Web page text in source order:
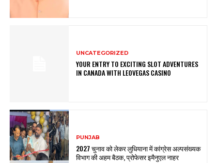
UNCATEGORIZED
YOUR ENTRY TO EXCITING SLOT ADVENTURES
IN CANADA WITH LEOVEGAS CASINO
PUNJAB
2027 चुनाव को लेकर लुधियाना में कांग्रेस अल्पसंख्यक
विभाग की अहम बैठक, प्रोफेसर इमैनुएल नाहर